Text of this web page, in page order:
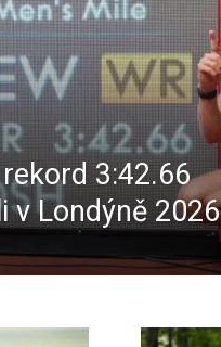
3:42.66
v Londýně 2026